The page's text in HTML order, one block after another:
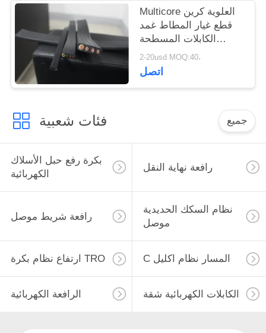
Multicore العلوية كرين
قطع غيار المطاط غمد
الكابلات المسطحة
المرنة
2-20usd MOQ:40،
اتصل
فئات شعبية جميع
بكرة رفع حبل الأسلاك
الكهربائية
رافعة نهاية النقل
رافعة شريط موصل
نظام السكك الحديدية
موصل
ارتفاع نظام بكرة TRO C المسار نظام اكليل
الرافعة الكهربائية الكابلات الكهربائية شقة